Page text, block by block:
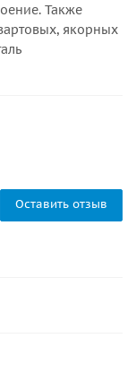
Также
якорных
Оставить отзыв